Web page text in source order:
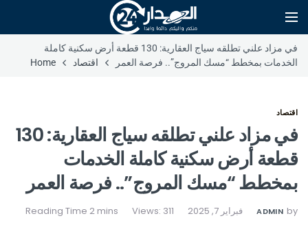
في مزاد علني تطلقه سياج العقارية: 130 قطعة أرض سكنية كاملة
الخدمات بمخطط “مسك المروج”.. فرصة العمر
اقتصاد Home
اقتصاد
في مزاد علني تطلقه سياج العقارية: 130
قطعة أرض سكنية كاملة الخدمات
بمخطط “مسك المروج”.. فرصة العمر
by
ADMIN فبراير 7, 2025 Views: 311